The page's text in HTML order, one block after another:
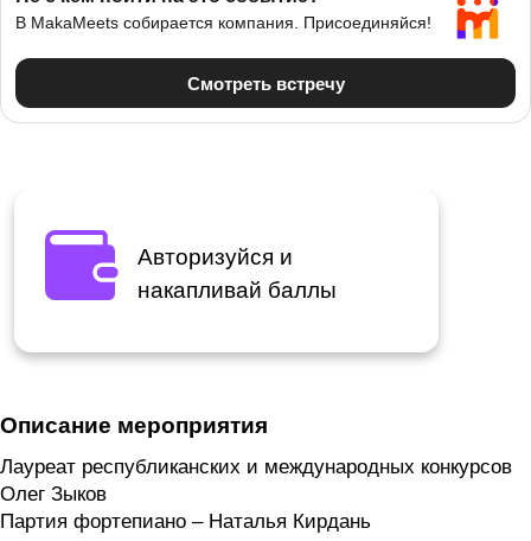
Авторизуйся и
накапливай баллы
Описание мероприятия
Лауреат республиканских и международных конкурсов
Олег Зыков
Партия фортепиано – Наталья Кирдань